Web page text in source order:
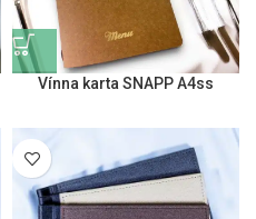
Vínna karta SNAPP A4ss